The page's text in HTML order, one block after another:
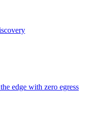
edge with zero egress